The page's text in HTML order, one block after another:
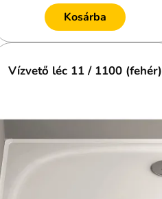
Kosárba
Vízvető léc 11 / 1100 (fehér)